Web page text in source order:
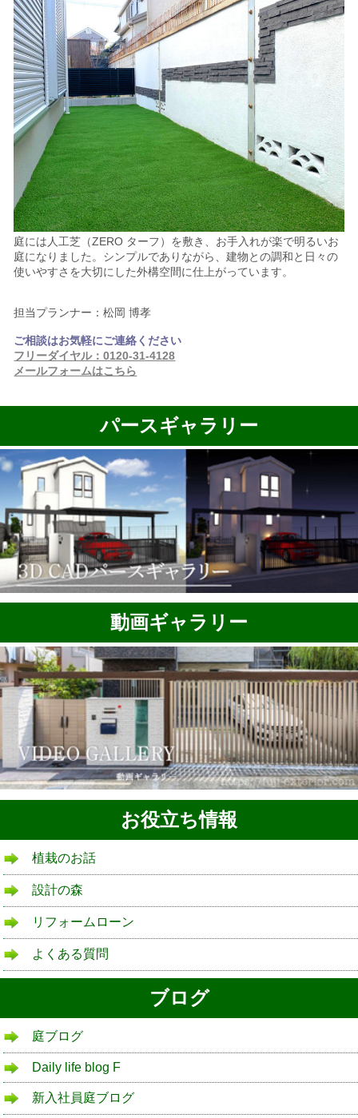
庭には人工芝（ZERO ターフ）を敷き、お手入れが楽で明るいお
庭になりました。シンプルでありながら、建物との調和と日々の
使いやすさを大切にした外構空間に仕上がっています。
担当プランナー：松岡 博孝
ご相談はお気軽にご連絡ください
フリーダイヤル：0120-31-4128
メールフォームはこちら
パースギャラリー
動画ギャラリー
お役立ち情報
植栽のお話
設計の森
リフォームローン
よくある質問
ブログ
庭ブログ
Daily life blog F
新入社員庭ブログ